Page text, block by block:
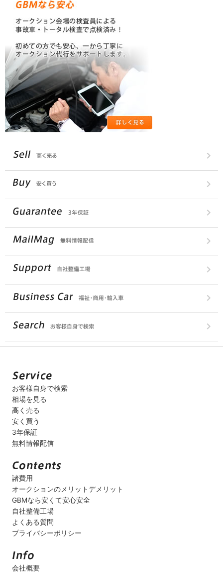
お客様自身で検索
相場を見る
高く売る
安く買う
3年保証
無料情報配信
諸費用
オークションのメリットデメリット
GBMなら安くて安心安全
自社整備工場
よくある質問
プライバシーポリシー
会社概要